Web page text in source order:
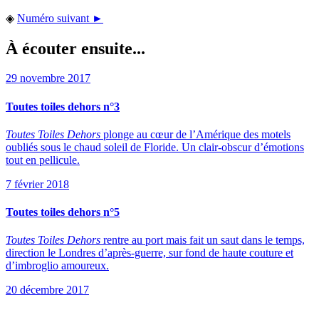
◈ Numéro suivant ►
À écouter ensuite...
29 novembre 2017
Toutes toiles dehors n°3
Toutes Toiles Dehors plonge au cœur de l’Amérique des motels
oubliés sous le chaud soleil de Floride. Un clair-obscur d’émotions
tout en pellicule.
7 février 2018
Toutes toiles dehors n°5
Toutes Toiles Dehors rentre au port mais fait un saut dans le temps,
direction le Londres d’après-guerre, sur fond de haute couture et
d’imbroglio amoureux.
20 décembre 2017